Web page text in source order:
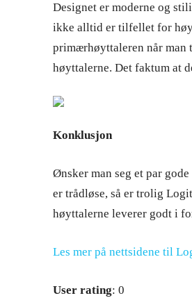
Designet er moderne og
ikke alltid er tilfellet for
primærhøyttaleren når man
høyttalerne. Det faktum at
Konklusjon
Ønsker man seg et par
er trådløse, så er trolig
høyttalerne leverer godt i
Les mer på nettsidene til
User rating: 0